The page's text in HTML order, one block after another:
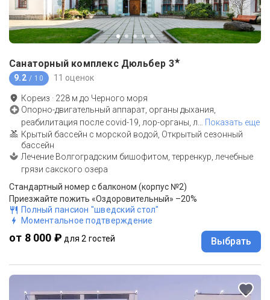
Санаторный комплекс Дюльбер 3★
9.2 / 10 11 оценок
Кореиз · 228 м до Черного моря
Опорно-двигательный аппарат, органы дыхания,
реабилитация после covid-19, лор-органы, л
Показать еще
Крытый бассейн с морской водой, Открытый сезонный
бассейн
Лечение Волгоградским бишофитом, терренкур, лечебные
грязи сакского озера
Стандартный номер с балконом (корпус №2)
Приезжайте пожить «Оздоровительный» –20%
Полный пансион "шведский стол"
Моментальное подтверждение
от 8 000 ₽ для 2 гостей Выбрать